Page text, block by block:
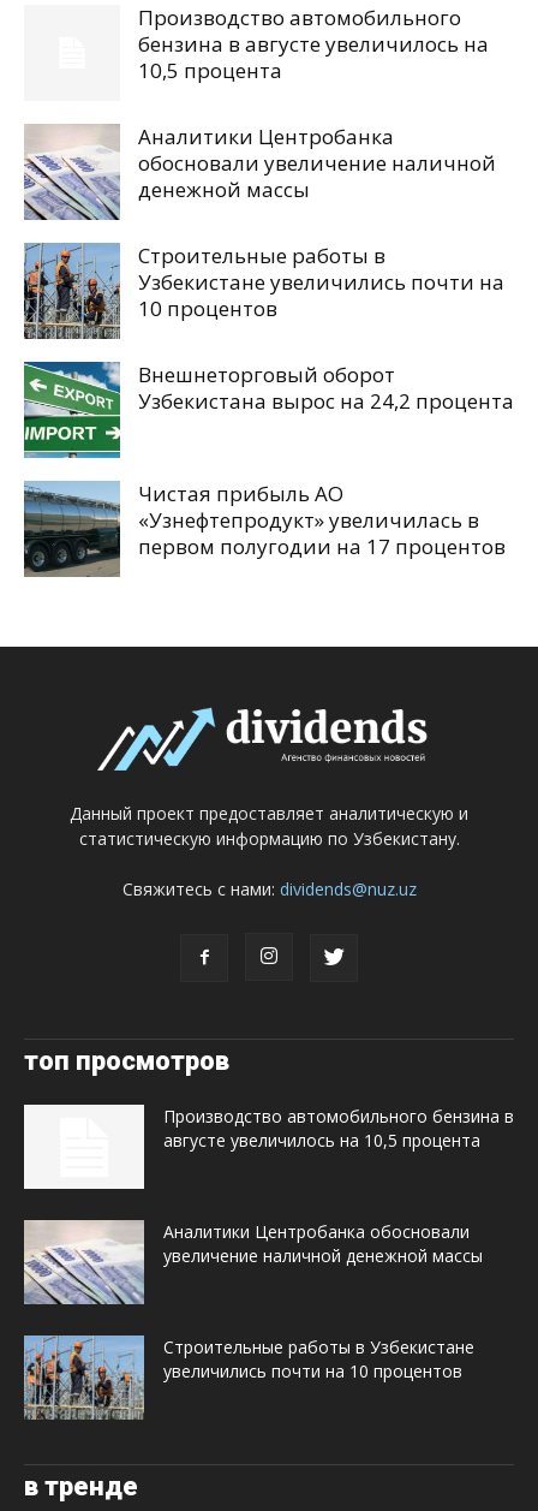
Производство автомобильного
бензина в августе увеличилось на
10,5 процента
Аналитики Центробанка
обосновали увеличение наличной
денежной массы
Строительные работы в
Узбекистане увеличились почти на
10 процентов
Внешнеторговый оборот
Узбекистана вырос на 24,2 процента
Чистая прибыль АО
«Узнефтепродукт» увеличилась в
первом полугодии на 17 процентов
Данный проект предоставляет аналитическую и
статистическую информацию по Узбекистану.
Свяжитесь с нами: dividends@nuz.uz
топ просмотров
Производство автомобильного бензина в
августе увеличилось на 10,5 процента
Аналитики Центробанка обосновали
увеличение наличной денежной массы
Строительные работы в Узбекистане
увеличились почти на 10 процентов
в тренде